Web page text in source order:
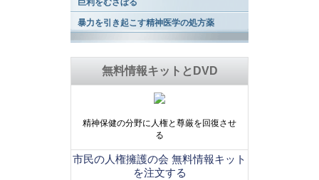
巨利をむさぼる
暴力を引き起こす精神医学の処方薬
無料情報キットとDVD
精神保健の分野に人権と尊厳を回復させ
る
市民の人権擁護の会 無料情報キット
を注文する